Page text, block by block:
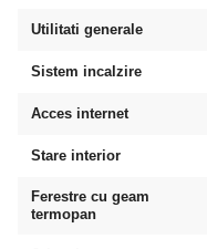
Utilitati generale
Sistem incalzire
Acces internet
Stare interior
Ferestre cu geam
termopan